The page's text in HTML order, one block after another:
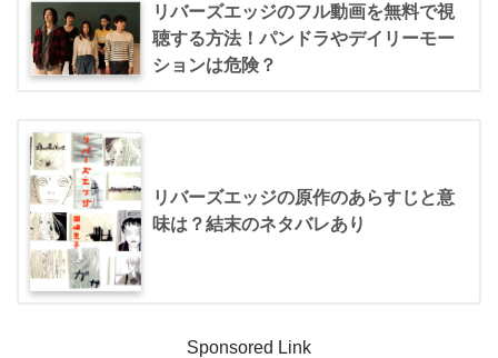
リバーズエッジのフル動画を無料で視
聴する方法！パンドラやデイリーモー
ションは危険？
リバーズエッジの原作のあらすじと意
味は？結末のネタバレあり
Sponsored Link